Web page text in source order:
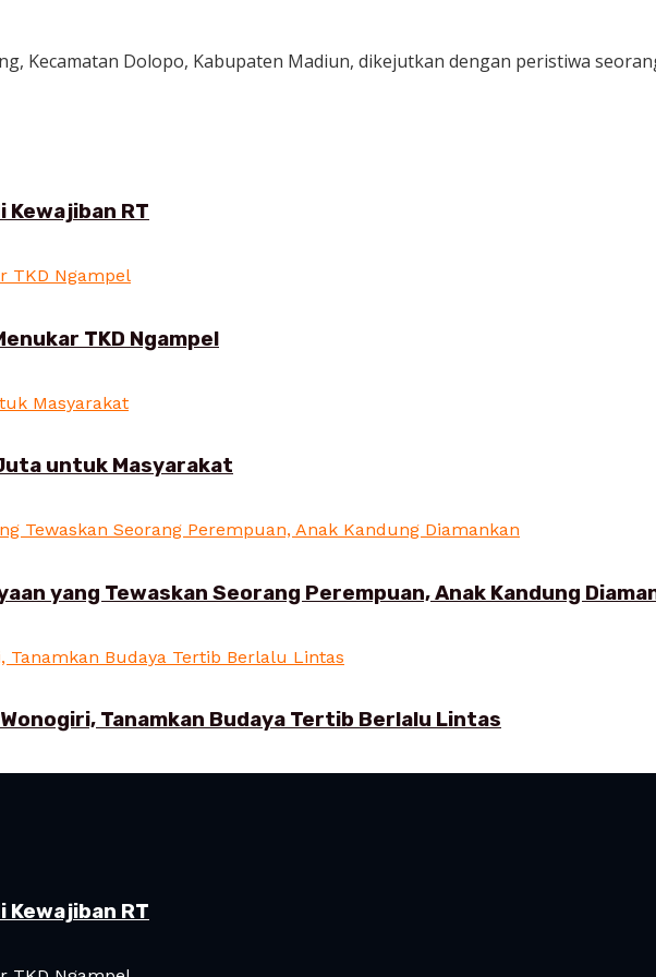
Kecamatan Dolopo, Kabupaten Madiun, dikejutkan dengan peristiwa
Kewajiban RT
TKD Ngampel
untuk Masyarakat
yang Tewaskan Seorang Perempuan, Anak Kandung
Tanamkan Budaya Tertib Berlalu Lintas
Kewajiban RT